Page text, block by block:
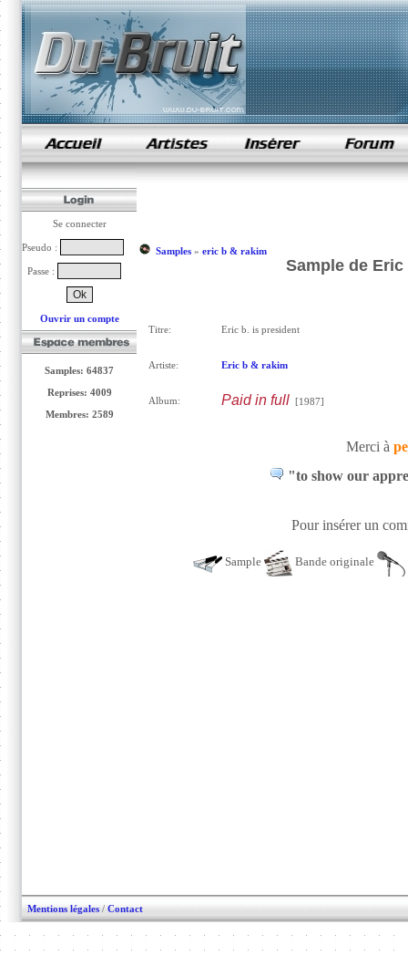
samples de rap
Se connecter
Pseudo :
Passe :
Ouvrir un compte
Samples: 64837
Reprises: 4009
Membres: 2589
Samples» eric b & rakim
Sample de
Titre: Eric b. is president
Artiste: Eric b & rakim
Album: Paid in full[1987]
Merci à
"to show our
Pour insérer un
Sample Bande originale
Mentions légales / Contact